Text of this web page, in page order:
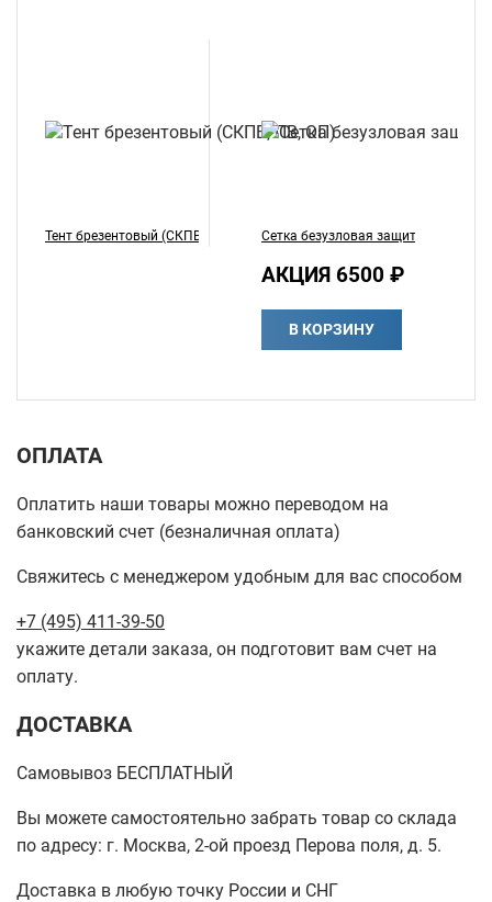
Тент брезентовый (СКПВ, ПВ, ОП) Сетка безузловая защитно-
АКЦИЯ 6500 ₽
В КОРЗИНУ
ОПЛАТА
Оплатить наши товары можно переводом на
банковский счет (безналичная оплата)
Свяжитесь с менеджером удобным для вас способом
+7 (495) 411-39-50
укажите детали заказа, он подготовит вам счет на
оплату.
ДОСТАВКА
Самовывоз БЕСПЛАТНЫЙ
Вы можете самостоятельно забрать товар со склада
по адресу: г. Москва, 2-ой проезд Перова поля, д. 5.
Доставка в любую точку России и СНГ